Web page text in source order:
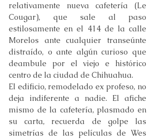
relativamente nueva cafetería (Le
Cougar), que sale al paso
estilosamente en el 414 de la calle
Morelos ante cualquier transeúnte
distraído, o ante algún curioso que
deambule por el viejo e histórico
centro de la ciudad de Chihuahua.
El edificio, remodelado ex profeso, no
deja indiferente a nadie. El afiche
mismo de la cafetería, plasmado en
su carta, recuerda de golpe las
simetrías de las películas de Wes